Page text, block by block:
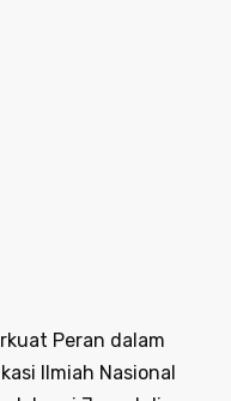
Peran dalam
Ilmiah Nasional